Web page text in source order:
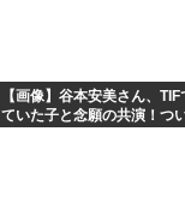
【画像】谷本安美さん、
ていた子と念願の共演！つ